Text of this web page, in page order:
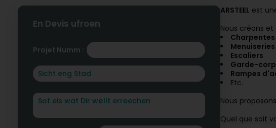
En Devis ufroen
Projet Numm :
ARSTEEL est
Nous créons
Escaliers
Garde-
Rampes
Etc.
Nous
Quel que soit